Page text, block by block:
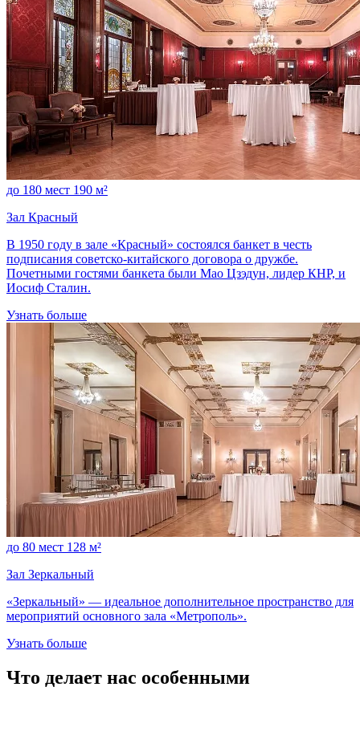
до 180 мест 190 м²
Зал Красный
В 1950 году в зале «Красный» состоялся банкет в честь
подписания советско-китайского договора о дружбе.
Почетными гостями банкета были Мао Цзэдун, лидер КНР, и
Иосиф Сталин.
Узнать больше
до 80 мест 128 м²
Зал Зеркальный
«Зеркальный» — идеальное дополнительное пространство для
мероприятий основного зала «Метрополь».
Узнать больше
Что делает нас особенными